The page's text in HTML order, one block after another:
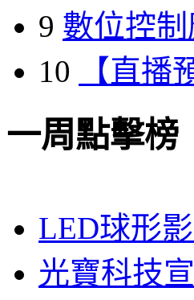
9 數位控
10
【直播
一周點擊榜
LED球形
光寶科技